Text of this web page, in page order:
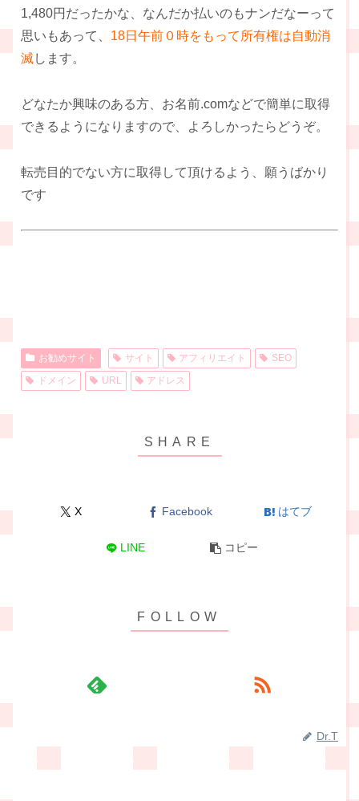
1,480円だったかな、なんだか払いのもナンだなーって
思いもあって、 18日午前０時をもって所有権は自動消
滅します。
どなたか興味のある方、お名前.comなどで簡単に取得
できるようになりますので、よろしかったらどうぞ。
転売目的でない方に取得して頂けるよう、願うばかり
です
お勧めサイト サイト アフィリエイト
SEO
ドメイン
URL アドレス
X Facebook はてブ
LINE コピー
Dr.T